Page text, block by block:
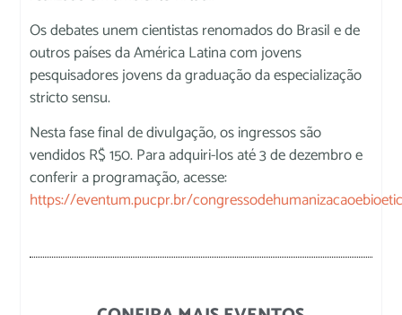
Os debates unem cientistas renomados do Brasil e de
outros países da América Latina com jovens
pesquisadores jovens da graduação da especialização
stricto sensu.
Nesta fase final de divulgação, os ingressos são
vendidos R$ 150. Para adquiri-los até 3 de dezembro e
conferir a programação, acesse:
https://eventum.pucpr.br/